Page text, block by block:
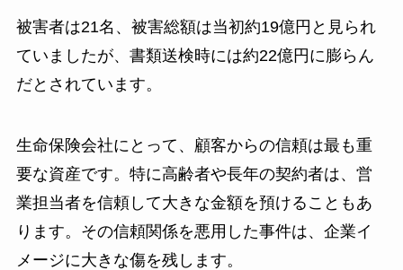
被害者は21名、被害総額は当初約19億円と見られ
ていましたが、書類送検時には約22億円に膨らん
だとされています。
生命保険会社にとって、顧客からの信頼は最も重
要な資産です。特に高齢者や長年の契約者は、営
業担当者を信頼して大きな金額を預けることもあ
ります。その信頼関係を悪用した事件は、企業イ
メージに大きな傷を残します。